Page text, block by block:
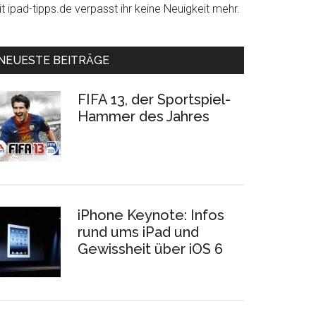
ipad-tipps.de verpasst ihr keine Neuigkeit mehr.
BEITRÄGE
FIFA 13, der Sportspiel-
Hammer des Jahres
iPhone Keynote: Infos
rund ums iPad und
Gewissheit über iOS 6